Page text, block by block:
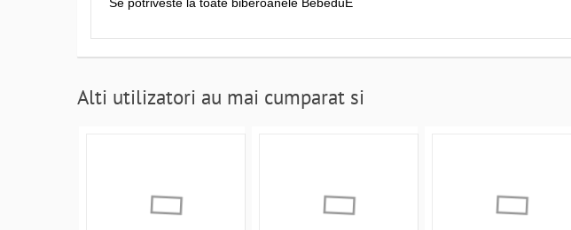
Alti utilizatori au mai cumparat si